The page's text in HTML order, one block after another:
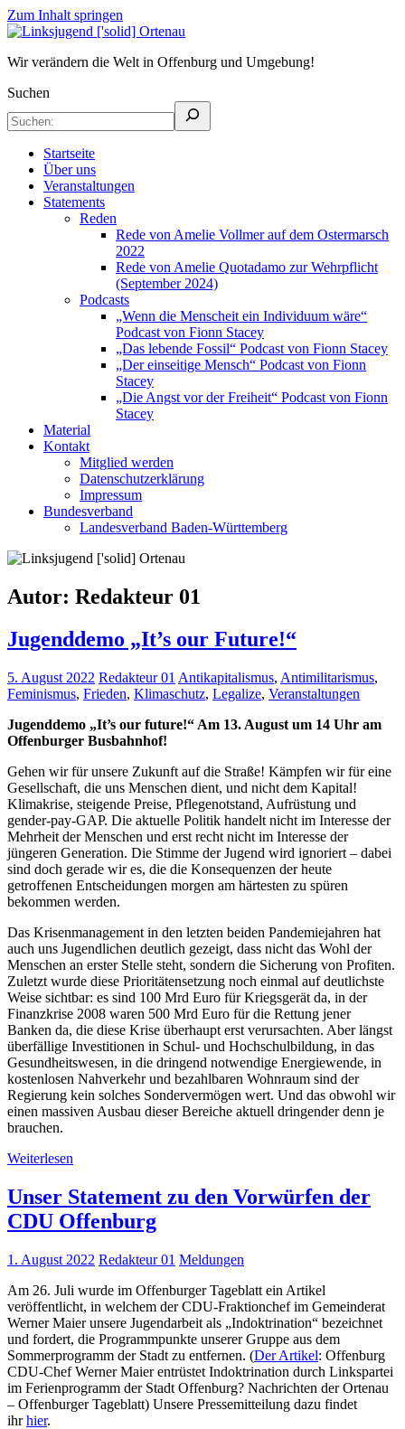
Zum Inhalt springen
Linksjugend
Ortenau
Wir verändern die Welt in Offenburg und Umgebung!
Wir verändern die Welt in Offenburg und Umgebung!
Suchen
Startseite
Über uns
Veranstaltungen
Statements
Reden
Rede von Amelie Vollmer auf dem Ostermarsch
2022
Rede von Amelie Quotadamo zur Wehrpflicht
(September 2024)
Podcasts
„Wenn die Menscheit ein Individuum wäre“
Podcast von Fionn Stacey
„Das lebende Fossil“ Podcast von Fionn Stacey
„Der einseitige Mensch“ Podcast von Fionn
Stacey
„Die Angst vor der Freiheit“ Podcast von Fionn
Stacey
Material
Kontakt
Mitglied werden
Datenschutzerklärung
Impressum
Bundesverband
Landesverband Baden-Württemberg
Autor: Redakteur 01
Jugenddemo „It’s our Future!“
5. August 2022 Redakteur 01 Antikapitalismus, Antimilitarismus,
Feminismus, Frieden, Klimaschutz, Legalize, Veranstaltungen
Jugenddemo „It’s our future!“ Am 13. August um 14 Uhr am
Offenburger Busbahnhof!
Gehen wir für unsere Zukunft auf die Straße! Kämpfen wir für eine
Gesellschaft, die uns Menschen dient, und nicht dem Kapital!
Klimakrise, steigende Preise, Pflegenotstand, Aufrüstung und
gender-pay-GAP. Die aktuelle Politik handelt nicht im Interesse der
Mehrheit der Menschen und erst recht nicht im Interesse der
jüngeren Generation. Die Stimme der Jugend wird ignoriert – dabei
sind doch gerade wir es, die die Konsequenzen der heute
getroffenen Entscheidungen morgen am härtesten zu spüren
bekommen werden.
Das Krisenmanagement in den letzten beiden Pandemiejahren hat
auch uns Jugendlichen deutlich gezeigt, dass nicht das Wohl der
Menschen an erster Stelle steht, sondern die Sicherung von Profiten.
Zuletzt wurde diese Prioritätensetzung noch einmal auf deutlichste
Weise sichtbar: es sind 100 Mrd Euro für Kriegsgerät da, in der
Finanzkrise 2008 waren 500 Mrd Euro für die Rettung jener
Banken da, die diese Krise überhaupt erst verursachten. Aber längst
überfällige Investitionen in Schul- und Hochschulbildung, in das
Gesundheitswesen, in die dringend notwendige Energiewende, in
kostenlosen Nahverkehr und bezahlbaren Wohnraum sind der
Regierung kein solches Sondervermögen wert. Und das obwohl wir
einen massiven Ausbau dieser Bereiche aktuell dringender denn je
brauchen.
Weiterlesen
Unser Statement zu den Vorwürfen der
CDU Offenburg
1. August 2022 Redakteur 01 Meldungen
Am 26. Juli wurde im Offenburger Tageblatt ein Artikel
veröffentlicht, in welchem der CDU-Fraktionchef im Gemeinderat
Werner Maier unsere Jugendarbeit als „Indoktrination“ bezeichnet
und fordert, die Programmpunkte unserer Gruppe aus dem
Sommerprogramm der Stadt zu entfernen. (Der Artikel: Offenburg
CDU-Chef Werner Maier entrüstet Indoktrination durch Linkspartei
im Ferienprogramm der Stadt Offenburg? Nachrichten der Ortenau
– Offenburger Tageblatt) Unsere Pressemitteilung dazu findet
ihrhier.